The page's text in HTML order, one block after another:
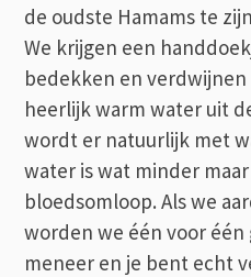
de oudste Hamams te
We krijgen een
bedekken en
heerlijk warm water uit
wordt er natuurlijk met
water is wat minder
bloedsomloop. Als we
worden we één voor
meneer en je bent echt